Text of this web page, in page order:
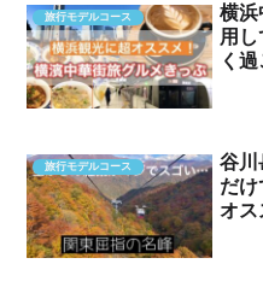
旅行モデルコース
横浜
用
く
旅行モデルコース
谷川
だけ
オス